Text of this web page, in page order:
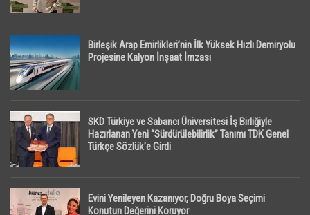
Birleşik Arap Emirlikleri’nin İlk Yüksek Hızlı Demiryolu
Projesine Kalyon İnşaat İmzası
SKD Türkiye ve Sabancı Üniversitesi İş Birliğiyle
Hazırlanan Yeni “Sürdürülebilirlik” Tanımı TDK Genel
Türkçe Sözlük’e Girdi
Evini Yenileyen Kazanıyor, Doğru Boya Seçimi
Konutun Değerini Koruyor